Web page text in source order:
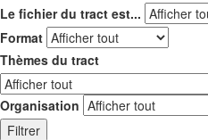
Le fichier du tract est...
Format
Thèmes du tract
Organisation
Filtrer